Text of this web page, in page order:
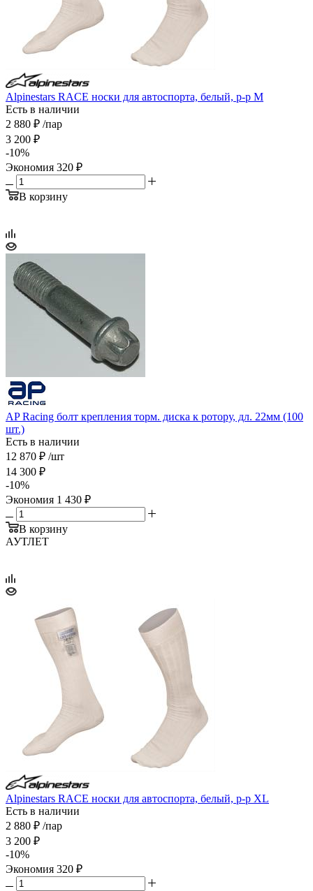
Alpinestars RACE носки для автоспорта, белый, р-р M
Есть в наличии
2 880 ₽ /пар
3 200 ₽
-10%
Экономия 320 ₽
В корзину
AP Racing болт крепления торм. диска к ротору, дл. 22мм (100
шт.)
Есть в наличии
12 870 ₽ /шт
14 300 ₽
-10%
Экономия 1 430 ₽
В корзину
АУТЛЕТ
Alpinestars RACE носки для автоспорта, белый, р-р XL
Есть в наличии
2 880 ₽ /пар
3 200 ₽
-10%
Экономия 320 ₽